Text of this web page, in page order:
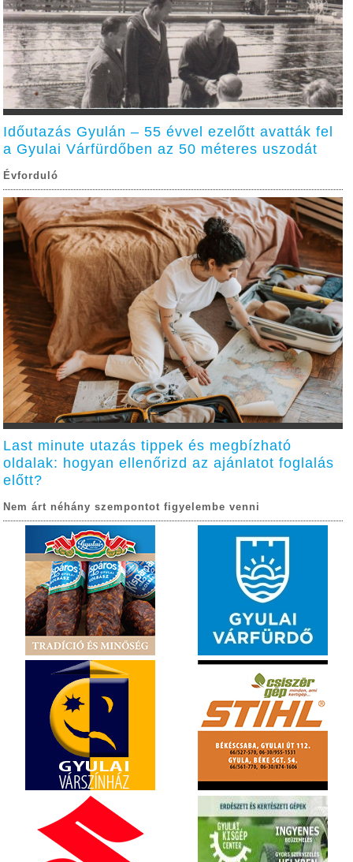
Időutazás Gyulán – 55 évvel ezelőtt avatták fel
a Gyulai Várfürdőben az 50 méteres uszodát
Évforduló
Last minute utazás tippek és megbízható
oldalak: hogyan ellenőrizd az ajánlatot foglalás
előtt?
Nem árt néhány szempontot figyelembe venni